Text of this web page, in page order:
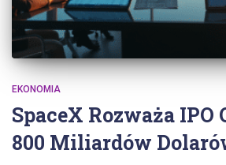
EKONOMIA
SpaceX Rozważa IPO
800 Miliardów